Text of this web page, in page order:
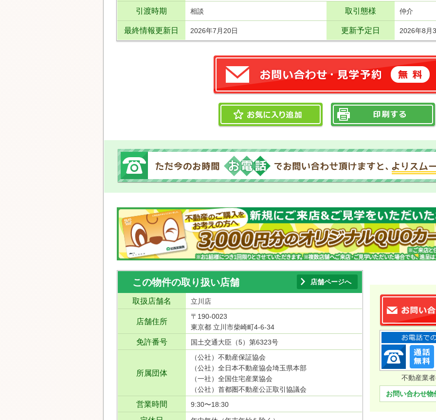
引渡時期 相談 取引態様 仲介
最終情報更新日 2026年7月20日 更新予定日 2026年8月
この物件の取り扱い店舗 店舗ページへ
取扱店舗名 立川店
店舗住所
〒190-0023
東京都 立川市柴崎町4-6-34
免許番号 国土交通大臣（5）第6323号
所属団体
（公社）不動産保証協会
（公社）全日本不動産協会埼玉県本部
（一社）全国住宅産業協会
（公社）首都圏不動産公正取引協議会
営業時間 9:30〜18:30
不動産業
お問い合わせ物